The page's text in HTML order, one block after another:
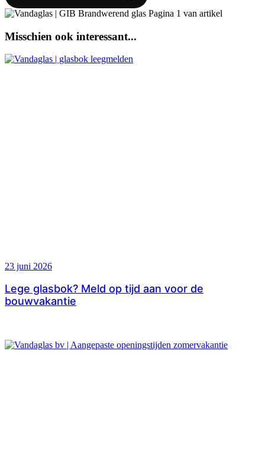
Misschien ook interessant...
23 juni 2026
Lege glasbok? Meld op tijd aan voor de
bouwvakantie